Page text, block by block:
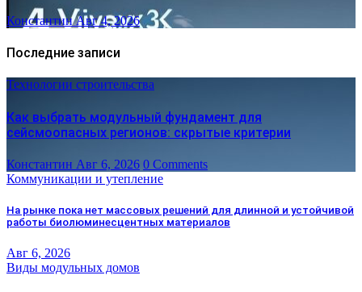
КонстантинАвг 4, 2026
Последние записи
Технологии строительства
Как выбрать модульный фундамент для
сейсмоопасных регионов: скрытые критерии
Константин Авг 6, 2026 0 Comments
Коммуникации и утепление
На рынке пока нет массовых решений для длинной и устойчивой
работы биолюминесцентных материалов
Авг 6, 2026
Виды модульных домов